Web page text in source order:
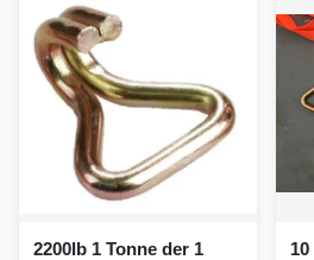
2200lb 1 Tonne der 1